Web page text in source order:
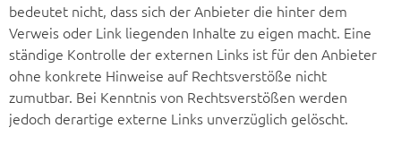
bedeutet nicht, dass sich der Anbieter die hinter dem
Verweis oder Link liegenden Inhalte zu eigen macht. Eine
ständige Kontrolle der externen Links ist für den Anbieter
ohne konkrete Hinweise auf Rechtsverstöße nicht
zumutbar. Bei Kenntnis von Rechtsverstößen werden
jedoch derartige externe Links unverzüglich gelöscht.